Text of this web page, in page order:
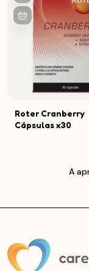
Roter Cranberry
Cápsulas x30
A